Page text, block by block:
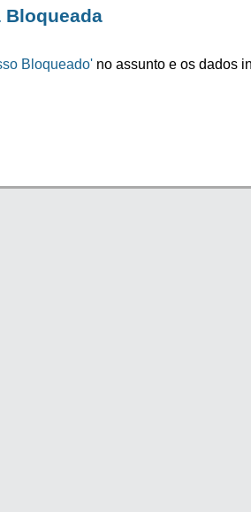
Bloqueada
Bloqueado' no assunto e os dados